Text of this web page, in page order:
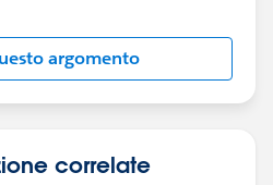
argomento
correlate